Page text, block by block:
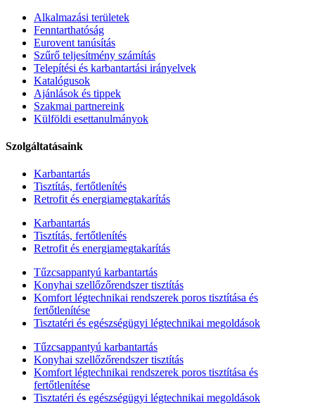
Alkalmazási területek
Fenntarthatóság
Eurovent tanúsítás
Szűrő teljesítmény számítás
Telepítési és karbantartási irányelvek
Katalógusok
Ajánlások és tippek
Szakmai partnereink
Külföldi esettanulmányok
Szolgáltatásaink
Karbantartás
Tisztítás, fertőtlenítés
Retrofit és energiamegtakarítás
Karbantartás
Tisztítás, fertőtlenítés
Retrofit és energiamegtakarítás
Tűzcsappantyú karbantartás
Konyhai szellőzőrendszer tisztítás
Komfort légtechnikai rendszerek poros tisztítása és
fertőtlenítése
Tisztatéri és egészségügyi légtechnikai megoldások
Tűzcsappantyú karbantartás
Konyhai szellőzőrendszer tisztítás
Komfort légtechnikai rendszerek poros tisztítása és
fertőtlenítése
Tisztatéri és egészségügyi légtechnikai megoldások